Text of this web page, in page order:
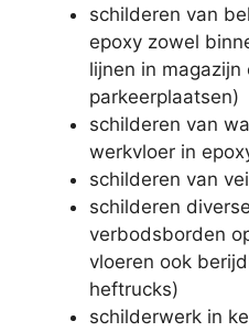
schilderen van
epoxy zowel
lijnen in
parkeerplaatsen)
schilderen van
werkvloer in
schilderen van
schilderen
verbodsborden
vloeren ook
heftrucks)
schilderwerk in